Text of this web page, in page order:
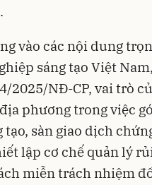
vào các nội dung
sáng tạo Việt
2025/NĐ-CP, vai trò
phương trong việc
tạo, sàn giao dịch
lập cơ chế quản lý
miễn trách nhiệm